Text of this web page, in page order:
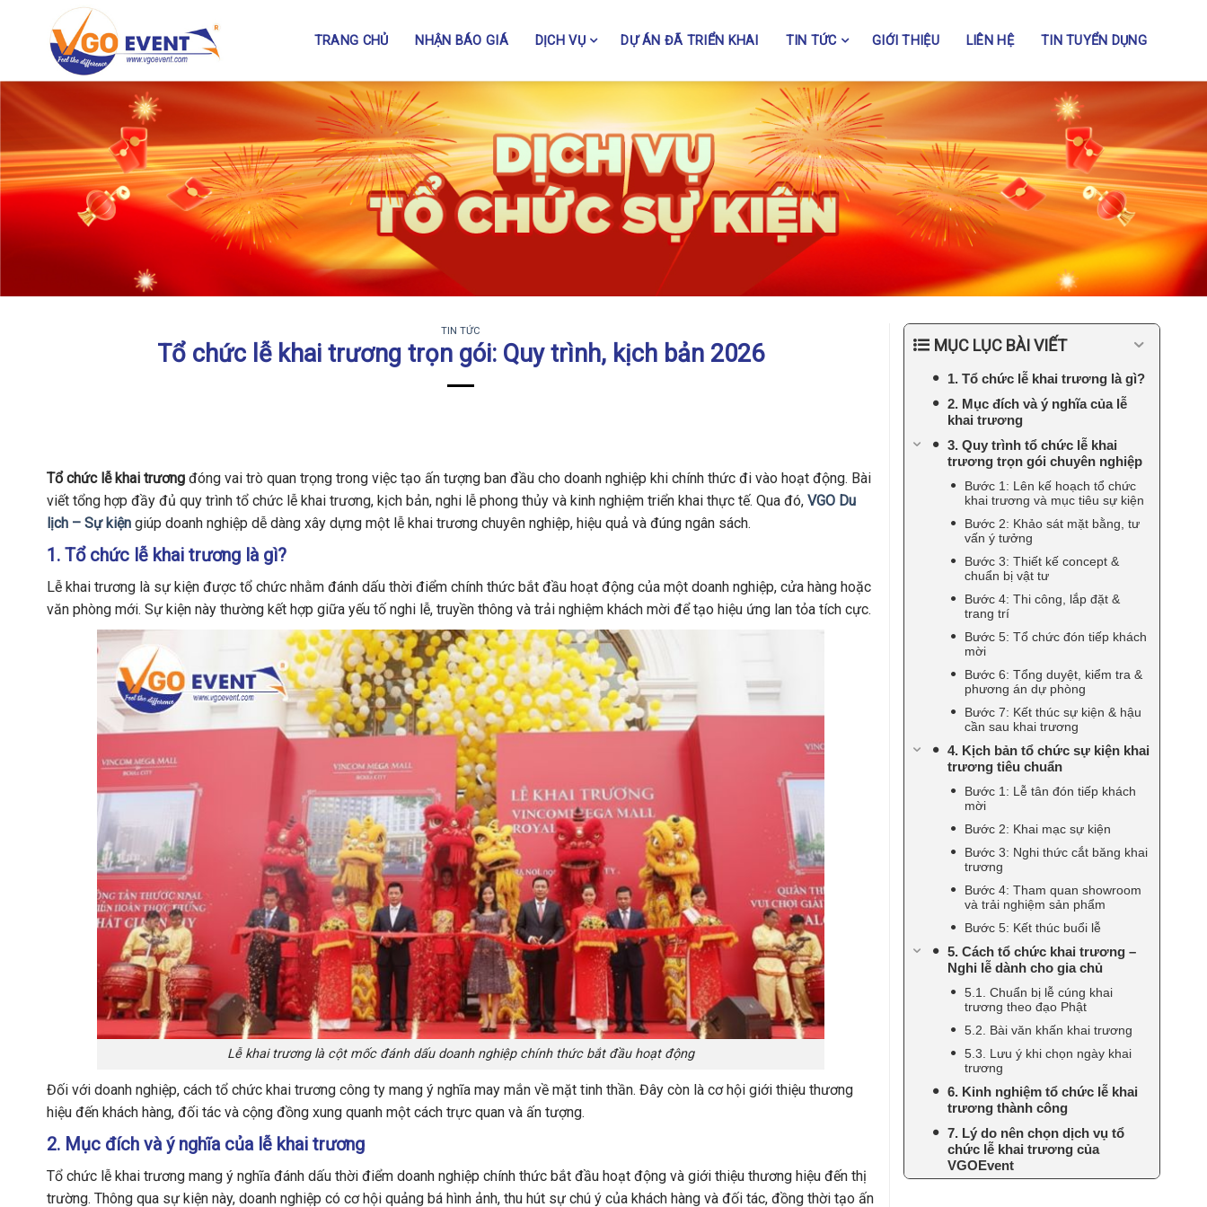
TRANG CHỦ NHẬN BÁO GIÁ DỊCH VỤ DỰ ÁN ĐÃ TRIỂN KHAI TIN TỨC GIỚI THIỆU LIÊN HỆ TIN TUYỂN DỤNG
TIN TỨC
Tổ chức lễ khai trương trọn gói: Quy trình, kịch bản 2026
Tổ chức lễ khai trương đóng vai trò quan trọng trong việc tạo ấn tượng ban đầu cho doanh nghiệp khi chính thức đi vào hoạt động. Bài
viết tổng hợp đầy đủ quy trình tổ chức lễ khai trương, kịch bản, nghi lễ phong thủy và kinh nghiệm triển khai thực tế. Qua đó, VGO Du
lịch – Sự kiện giúp doanh nghiệp dễ dàng xây dựng một lễ khai trương chuyên nghiệp, hiệu quả và đúng ngân sách.
1. Tổ chức lễ khai trương là gì?
Lễ khai trương là sự kiện được tổ chức nhằm đánh dấu thời điểm chính thức bắt đầu hoạt động của một doanh nghiệp, cửa hàng hoặc
văn phòng mới. Sự kiện này thường kết hợp giữa yếu tố nghi lễ, truyền thông và trải nghiệm khách mời để tạo hiệu ứng lan tỏa tích cực.
Lễ khai trương là cột mốc đánh dấu doanh nghiệp chính thức bắt đầu hoạt động
Đối với doanh nghiệp, cách tổ chức khai trương công ty mang ý nghĩa may mắn về mặt tinh thần. Đây còn là cơ hội giới thiệu thương
hiệu đến khách hàng, đối tác và cộng đồng xung quanh một cách trực quan và ấn tượng.
2. Mục đích và ý nghĩa của lễ khai trương
Tổ chức lễ khai trương mang ý nghĩa đánh dấu thời điểm doanh nghiệp chính thức bắt đầu hoạt động và giới thiệu thương hiệu đến thị
trường. Thông qua sự kiện này, doanh nghiệp có cơ hội quảng bá hình ảnh, thu hút sự chú ý của khách hàng và đối tác, đồng thời tạo ấn
MỤC LỤC BÀI VIẾT
1. Tổ chức lễ khai trương là gì?
2. Mục đích và ý nghĩa của lễ
khai trương
3. Quy trình tổ chức lễ khai
trương trọn gói chuyên nghiệp
Bước 1: Lên kế hoạch tổ chức
khai trương và mục tiêu sự kiện
Bước 2: Khảo sát mặt bằng, tư
vấn ý tưởng
Bước 3: Thiết kế concept &
chuẩn bị vật tư
Bước 4: Thi công, lắp đặt &
trang trí
Bước 5: Tổ chức đón tiếp khách
mời
Bước 6: Tổng duyệt, kiểm tra &
phương án dự phòng
Bước 7: Kết thúc sự kiện & hậu
cần sau khai trương
4. Kịch bản tổ chức sự kiện khai
trương tiêu chuẩn
Bước 1: Lễ tân đón tiếp khách
mời
Bước 2: Khai mạc sự kiện
Bước 3: Nghi thức cắt băng khai
trương
Bước 4: Tham quan showroom
và trải nghiệm sản phẩm
Bước 5: Kết thúc buổi lễ
5. Cách tổ chức khai trương –
Nghi lễ dành cho gia chủ
5.1. Chuẩn bị lễ cúng khai
trương theo đạo Phật
5.2. Bài văn khấn khai trương
5.3. Lưu ý khi chọn ngày khai
trương
6. Kinh nghiệm tổ chức lễ khai
trương thành công
7. Lý do nên chọn dịch vụ tổ
chức lễ khai trương của
VGOEvent